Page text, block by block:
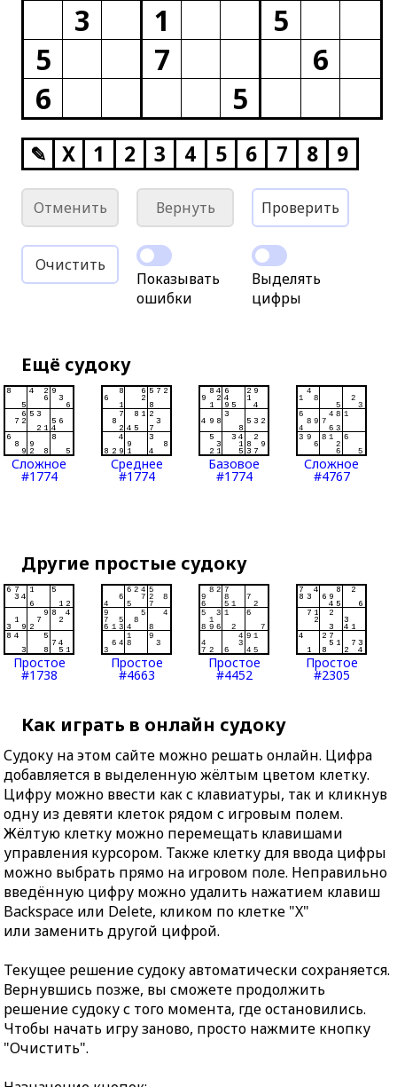
3
1
5
5
7
6
6
5
✎ X 1 2 3 4 5 6 7 8 9
Отменить Вернуть Проверить
Очистить
Показывать
ошибки
Выделять
цифры
Ещё судоку
Сложное
#1774
Среднее
#1774
Базовое
#1774
Сложное
#4767
Другие простые судоку
Простое
#1738
Простое
#4663
Простое
#4452
Простое
#2305
Как играть в онлайн судоку
Судоку на этом сайте можно решать онлайн. Цифра
добавляется в выделенную жёлтым цветом клетку.
Цифру можно ввести как с клавиатуры, так и кликнув
одну из девяти клеток рядом с игровым полем.
Жёлтую клетку можно перемещать клавишами
управления курсором. Также клетку для ввода цифры
можно выбрать прямо на игровом поле. Неправильно
введённую цифру можно удалить нажатием клавиш
Backspace или Delete, кликом по клетке "X"
или заменить другой цифрой.
Текущее решение судоку автоматически сохраняется.
Вернувшись позже, вы сможете продолжить
решение судоку с того момента, где остановились.
Чтобы начать игру заново, просто нажмите кнопку
"Очистить".